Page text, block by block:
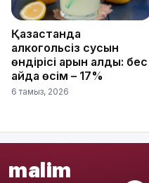
Қазақстанда
алкогольсіз сусын
өндірісі қарқын алды: бес
айда өсім – 17%
6 тамыз, 2026
malim